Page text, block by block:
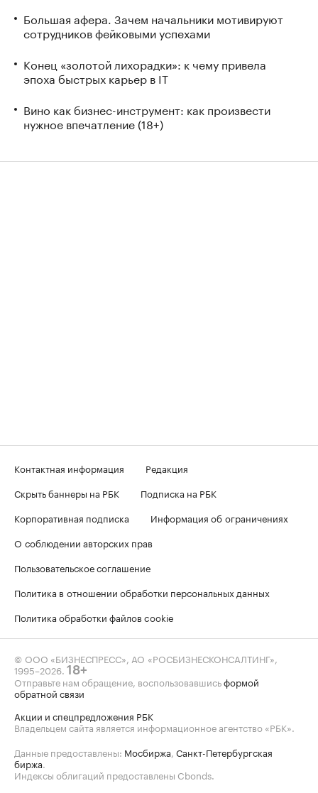
Большая афера. Зачем начальники мотивируют
сотрудников фейковыми успехами
Конец «золотой лихорадки»: к чему привела
эпоха быстрых карьер в IT
Вино как бизнес-инструмент: как произвести
нужное впечатление (18+)
Контактная информация
Редакция
Скрыть баннеры на РБК
Подписка на РБК
Корпоративная подписка
Информация об ограничениях
О соблюдении авторских прав
Пользовательское соглашение
Политика в отношении обработки персональных данных
Политика обработки файлов cookie
© ООО «БИЗНЕСПРЕСС», АО «РОСБИЗНЕСКОНСАЛТИНГ»,
1995–2026 18+
Отправьте нам обращение, воспользовавшисьформой
обратной связи
Акции и спецпредложения РБК
Владельцем сайта является информационное агентство «РБК».
Данные предоставлены: Мосбиржа Санкт-Петербургская
биржа
Индексы облигаций предоставлены Cbonds.